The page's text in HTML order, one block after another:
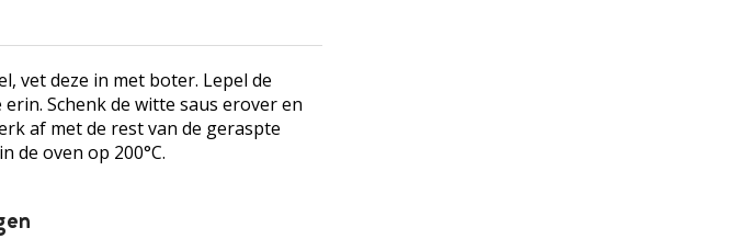
vet deze in met boter. Lepel de
Schenk de witte saus erover en
af met de rest van de geraspte
de oven op 200°C.